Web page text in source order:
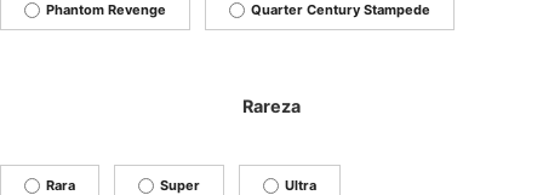
Phantom Revenge Quarter Century Stampede
Rareza
Rara Super Ultra